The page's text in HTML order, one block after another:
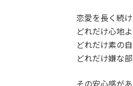
恋愛を長く続
どれだけ心地
どれだけ素の
どれだけ嫌な
その安心感が